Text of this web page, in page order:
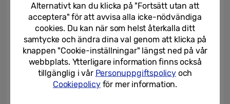
Alternativt kan du klicka på "Fortsätt utan att
acceptera" för att avvisa alla icke-nödvändiga
cookies. Du kan när som helst återkalla ditt
samtycke och ändra dina val genom att klicka på
knappen "Cookie-inställningar" längst ned på vår
webbplats. Ytterligare information finns också
tillgänglig i vår Personuppgiftspolicyoch
Cookiepolicyför mer information.